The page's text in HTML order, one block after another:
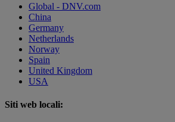
Global - DNV.com
China
Germany
Netherlands
Norway
Spain
United Kingdom
USA
Siti web locali: